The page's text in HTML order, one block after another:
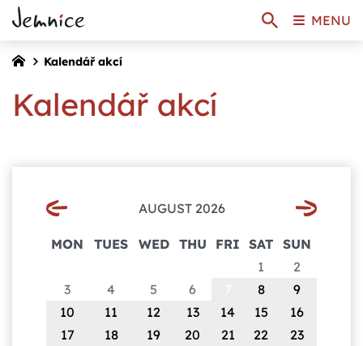
Kalendář akcí
Kalendář akcí
AUGUST 2026
MON TUES WED THU FRI SAT
SUN
1
2
3
4 5 6 8
9
10
11 12 13 14 15
16
17
18 19 20 21 22
23
MENU